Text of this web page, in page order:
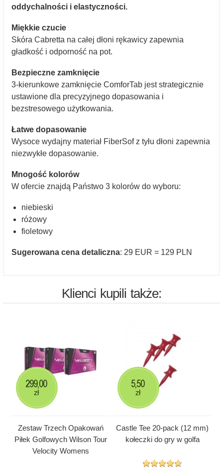
oddychalności i elastyczności.
Miękkie czucie
Skóra Cabretta na całej dłoni rękawicy zapewnia
gładkość i odporność na pot.
Bezpieczne zamknięcie
3-kierunkowe zamknięcie ComforTab jest strategicznie
ustawione dla precyzyjnego dopasowania i
bezstresowego użytkowania.
Łatwe dopasowanie
Wysoce wydajny materiał FiberSof z tyłu dłoni zapewnia
niezwykłe dopasowanie.
Mnogość kolorów
W ofercie znajdą Państwo 3 kolorów do wyboru:
niebieski
różowy
fioletowy
Sugerowana cena detaliczna: 29 EUR = 129 PLN
Klienci kupili także:
Zestaw Trzech Opakowań
Piłek Golfowych Wilson Tour
Velocity Womens
299,00
zł
Castle Tee 20-pack (12 mm)
kołeczki do gry w golfa
5,50
zł